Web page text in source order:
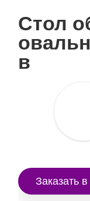
Стол
в
Заказать